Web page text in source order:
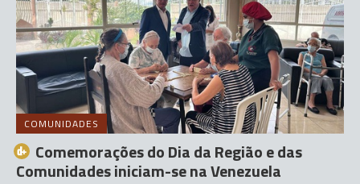
COMUNIDADES
Comemorações do Dia da Região e das
Comunidades iniciam-se na Venezuela